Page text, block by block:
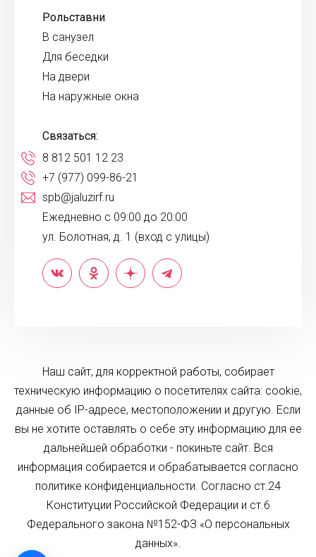
Рольставни
В санузел
Для беседки
На двери
На наружные окна
Связаться:
8 812 501 12 23
+7 (977) 099-86-21
spb@jaluzirf.ru
Ежедневно с 09:00 до 20:00
ул. Болотная, д. 1 (вход с улицы)
Наш сайт, для корректной работы, собирает
техническую информацию о посетителях сайта: cookie,
данные об IP-адресе, местоположении и другую. Если
вы не хотите оставлять о себе эту информацию для ее
дальнейшей обработки - покиньте сайт. Вся
информация собирается и обрабатывается согласно
политике конфиденциальности. Согласно ст.24
Конституции Российской Федерации и ст.6
Федерального закона №152-ФЗ «О персональных
данных».